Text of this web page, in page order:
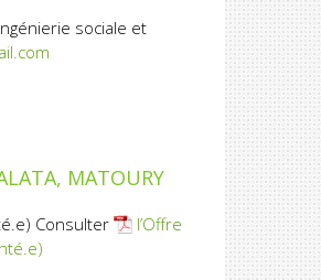
sociale et
MATOURY
Consulter
l’Offre